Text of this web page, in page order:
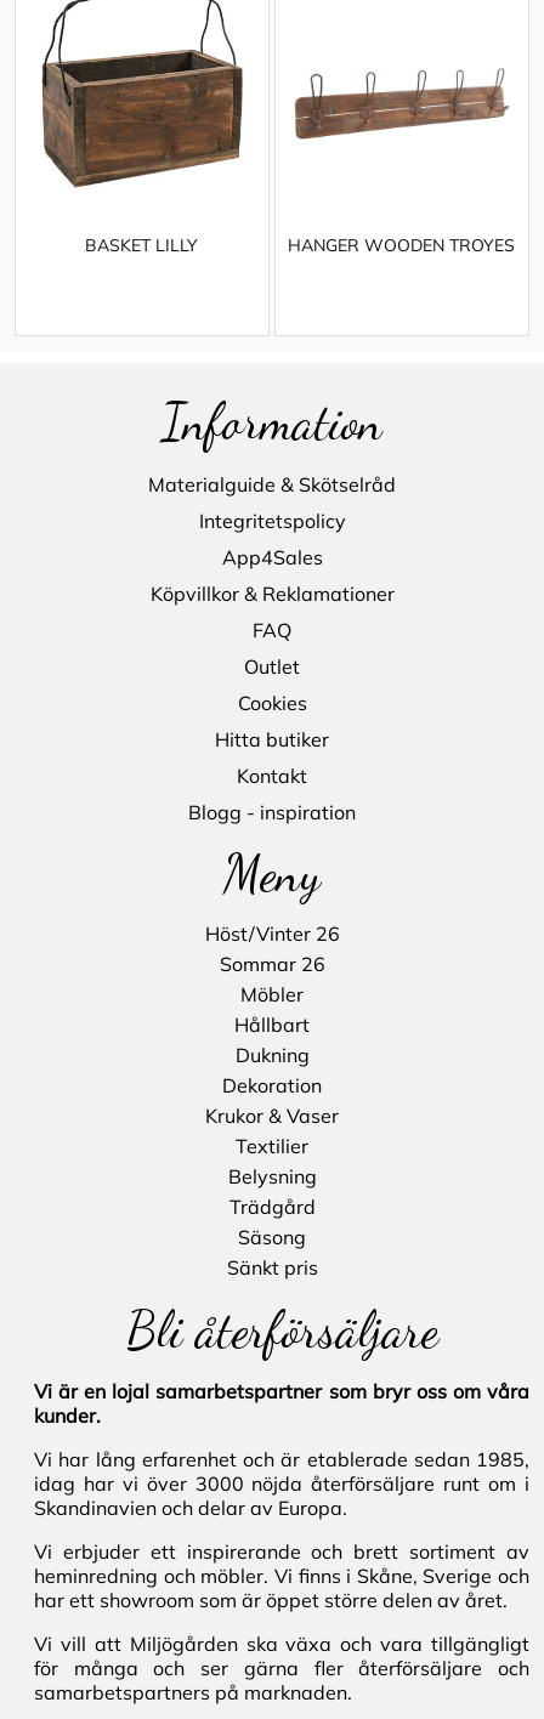
BASKET LILLY HANGER WOODEN TROYES
Information
Materialguide & Skötselråd
Integritetspolicy
App4Sales
Köpvillkor & Reklamationer
FAQ
Outlet
Cookies
Hitta butiker
Kontakt
Blogg - inspiration
Meny
Höst/Vinter 26
Sommar 26
Möbler
Hållbart
Dukning
Dekoration
Krukor & Vaser
Textilier
Belysning
Trädgård
Säsong
Sänkt pris
Bli återförsäljare
Vi är en lojal samarbetspartner som bryr oss om våra
kunder.
Vi har lång erfarenhet och är etablerade sedan 1985,
idag har vi över 3000 nöjda återförsäljare runt om i
Skandinavien och delar av Europa.
Vi erbjuder ett inspirerande och brett sortiment av
heminredning och möbler. Vi finns i Skåne, Sverige och
har ett showroom som är öppet större delen av året.
Vi vill att Miljögården ska växa och vara tillgängligt
för många och ser gärna fler återförsäljare och
samarbetspartners på marknaden.